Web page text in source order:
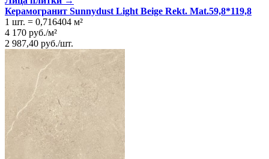
Керамогранит Sunnydust Light Beige Rekt. Mat.59,8*119,8
1 шт. = 0,716404 м²
4 170 руб./м²
2 987,40 руб./шт.